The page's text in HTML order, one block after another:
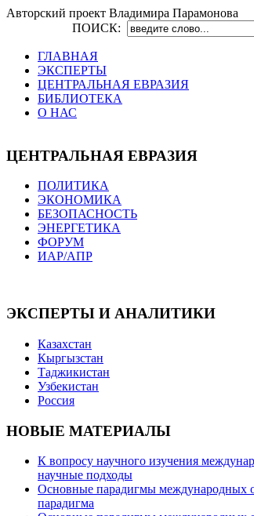
Авторский проект Владимира Парамонова
ПОИСК:
ГЛАВНАЯ
ЭКСПЕРТЫ
ЦЕНТРАЛЬНАЯ ЕВРАЗИЯ
БИБЛИОТЕКА
О НАС
ЦЕНТРАЛЬНАЯ ЕВРАЗИЯ
ПОЛИТИКА
ЭКОНОМИКА
БЕЗОПАСНОСТЬ
ЭНЕРГЕТИКА
ФОРУМ
ИАР/АПР
ЭКСПЕРТЫ И АНАЛИТИКИ
Казахстан
Кыргызстан
Таджикистан
Узбекистан
Россия
НОВЫЕ МАТЕРИАЛЫ
К вопросу научного изучения
научные подходы
Основные парадигмы международных
парадигма